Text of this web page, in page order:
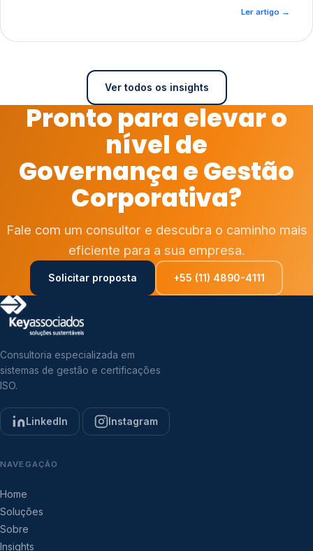
Ler artigo →
Ver todos os insights
Pronto para elevar o
nível de
Governança e Gestão
Corporativa?
Fale com um consultor e descubra o caminho mais
eficiente para a sua empresa.
Solicitar proposta +55 (11) 4890-4111
Consultoria especializada em
sistemas de gestão e certificações
ISO.
LinkedIn Instagram
NAVEGAÇÃO
Home
Soluções
Sobre
Insights